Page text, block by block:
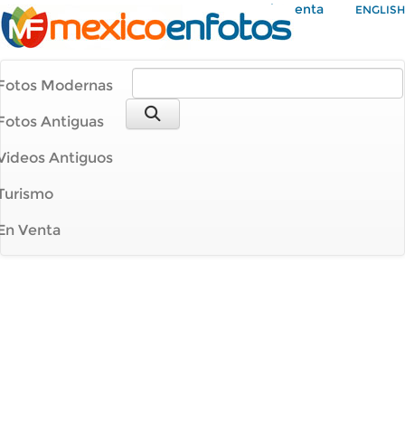
Mi Cuenta ENGLISH
Modernas
Antiguas
Antiguos
Venta